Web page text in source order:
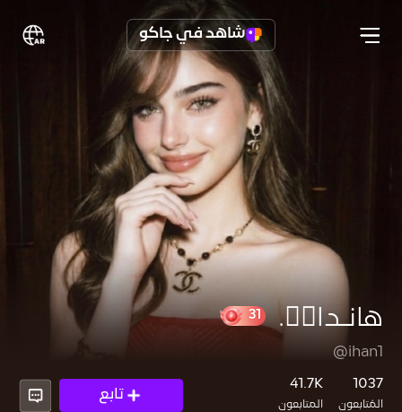
شاهد في جاكو
هآنـدا🐦‍🔥.
@ihan1
1037
المُتابعون
41.7K
المتابعون
تابع